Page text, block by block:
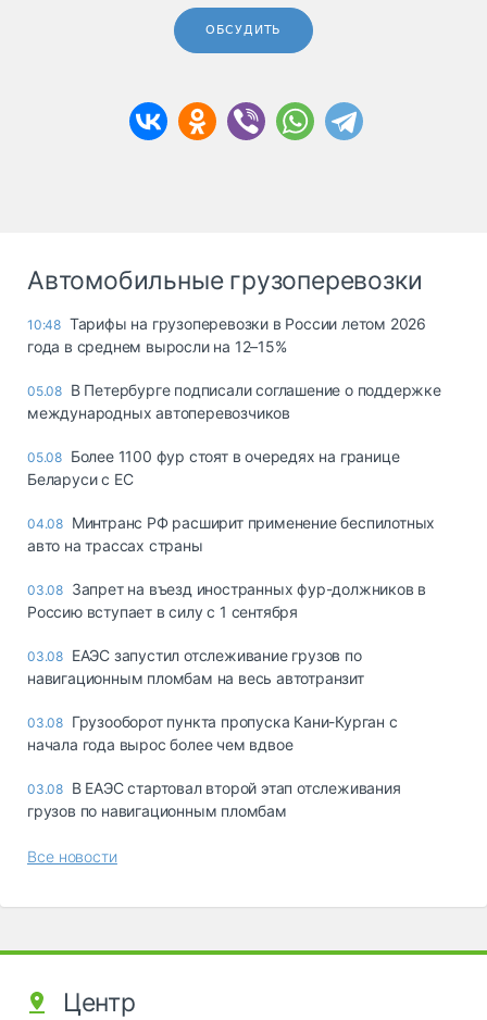
ОБСУДИТЬ
Автомобильные грузоперевозки
10:48 Тарифы на грузоперевозки в России летом 2026
года в среднем выросли на 12–15%
05.08 В Петербурге подписали соглашение о поддержке
международных автоперевозчиков
05.08 Более 1100 фур стоят в очередях на границе
Беларуси с ЕС
04.08 Минтранс РФ расширит применение беспилотных
авто на трассах страны
03.08 Запрет на въезд иностранных фур-должников в
Россию вступает в силу с 1 сентября
03.08 ЕАЭС запустил отслеживание грузов по
навигационным пломбам на весь автотранзит
03.08 Грузооборот пункта пропуска Кани-Курган с
начала года вырос более чем вдвое
03.08 В ЕАЭС стартовал второй этап отслеживания
грузов по навигационным пломбам
Все новости
Центр